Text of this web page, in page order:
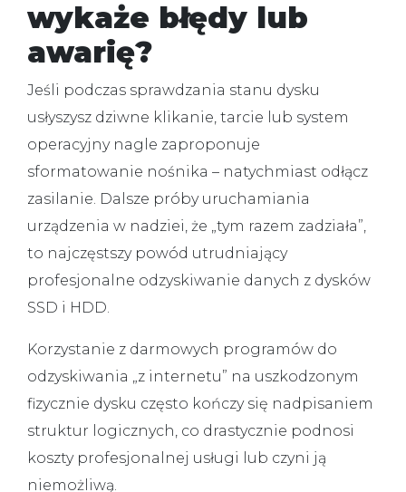
wykaże błędy lub
awarię?
Jeśli podczas sprawdzania stanu dysku
usłyszysz dziwne klikanie, tarcie lub system
operacyjny nagle zaproponuje
sformatowanie nośnika – natychmiast odłącz
zasilanie. Dalsze próby uruchamiania
urządzenia w nadziei, że „tym razem zadziała”,
to najczęstszy powód utrudniający
profesjonalne odzyskiwanie danych z dysków
SSD i HDD.
Korzystanie z darmowych programów do
odzyskiwania „z internetu” na uszkodzonym
fizycznie dysku często kończy się nadpisaniem
struktur logicznych, co drastycznie podnosi
koszty profesjonalnej usługi lub czyni ją
niemożliwą.